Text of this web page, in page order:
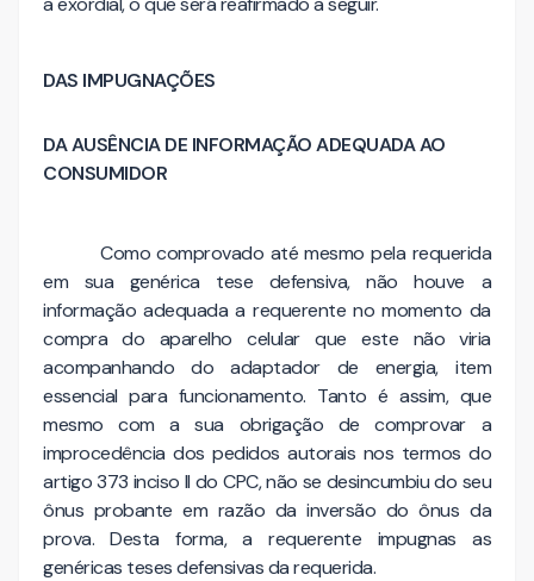
DAS IMPUGNAÇÕES
DAAUSÊNCIA DE INFORMAÇÃOADEQUADAAO
CONSUMIDOR
Como comprovado até mesmo pela requerida
em sua genérica tese defensiva, não houve a
informação adequada a requerente no momento da
compra do aparelho celular que este não viria
acompanhando do adaptador de energia, item
essencial para funcionamento. Tanto é assim, que
mesmo com a sua obrigação de comprovar a
improcedência dos pedidos autorais nos termos do
artigo 373 inciso II do CPC, não se desincumbiu do seu
ônus probante em razão da inversão do ônus da
prova. Desta forma, a requerente impugnas as
genéricas teses defensivas da requerida.